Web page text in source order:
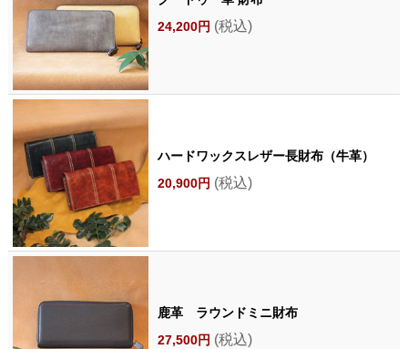
24,200円 (税込)
ハードワックスレザー長財布（牛革）
20,900円 (税込)
鹿革 ラウンドミニ財布
27,500円 (税込)